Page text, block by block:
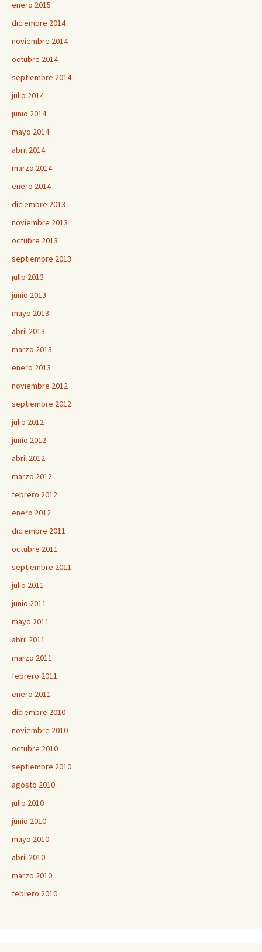
enero 2015
diciembre 2014
noviembre 2014
octubre 2014
septiembre 2014
julio 2014
junio 2014
mayo 2014
abril 2014
marzo 2014
enero 2014
diciembre 2013
noviembre 2013
octubre 2013
septiembre 2013
julio 2013
junio 2013
mayo 2013
abril 2013
marzo 2013
enero 2013
noviembre 2012
septiembre 2012
julio 2012
junio 2012
abril 2012
marzo 2012
febrero 2012
enero 2012
diciembre 2011
octubre 2011
septiembre 2011
julio 2011
junio 2011
mayo 2011
abril 2011
marzo 2011
febrero 2011
enero 2011
diciembre 2010
noviembre 2010
octubre 2010
septiembre 2010
agosto 2010
julio 2010
junio 2010
mayo 2010
abril 2010
marzo 2010
febrero 2010